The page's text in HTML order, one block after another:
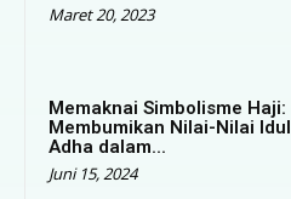
Maret 20, 2023
Memaknai Simbolisme Haji:
Membumikan Nilai-Nilai Idul
Adha dalam...
Juni 15, 2024